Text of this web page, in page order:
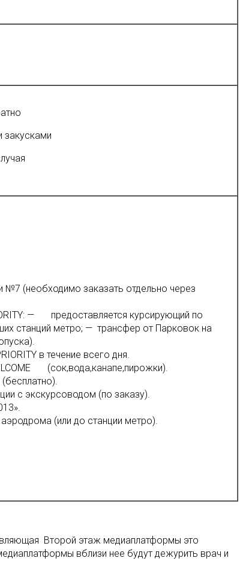
закусками
(необходимо заказать отдельно через
— предоставляется курсирующий по
станций метро; — трансфер от Парковок на
в течение всего дня.
(сок,вода,канапе,пирожки).
(бесплатно).
с экскурсоводом (по заказу).
(или до станции метро).
Второй этаж медиаплатформы это
вблизи нее будут дежурить врач и